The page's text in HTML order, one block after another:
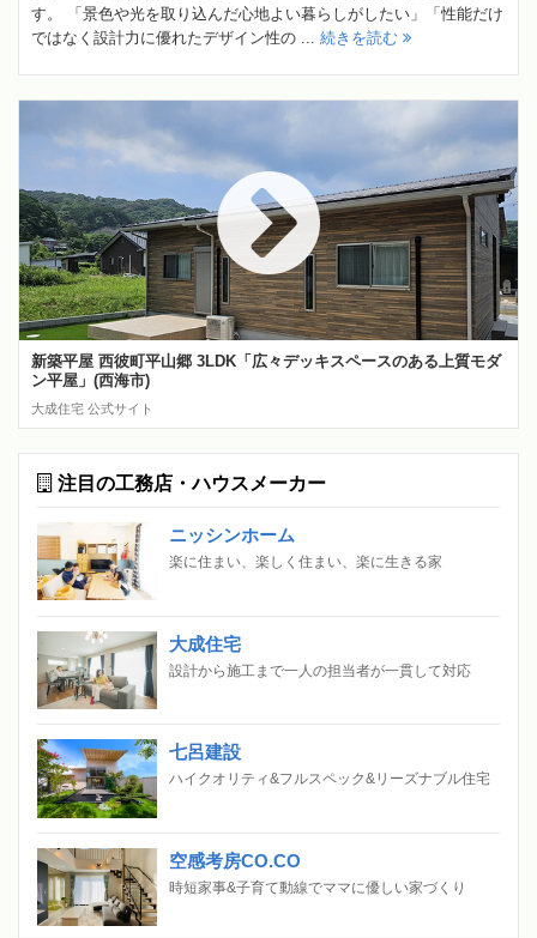
す。 「景色や光を取り込んだ心地よい暮らしがしたい」「性能だけ
ではなく設計力に優れたデザイン性の ... 続きを読む
新築平屋 西彼町平山郷 3LDK「広々デッキスペースのある上質モダ
ン平屋」(西海市)
大成住宅 公式サイト
注目の工務店・ハウスメーカー
ニッシンホーム
楽に住まい、楽しく住まい、楽に生きる家
大成住宅
設計から施工まで一人の担当者が一貫して対応
七呂建設
ハイクオリティ&フルスペック&リーズナブル住宅
空感考房CO.CO
時短家事&子育て動線でママに優しい家づくり